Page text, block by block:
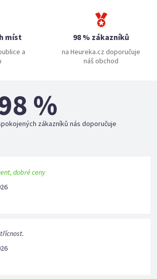
míst
a
98 % zákazníků
na Heureka.cz doporučuje
náš obchod
%
zákazníků nás doporučuje
dobré ceny